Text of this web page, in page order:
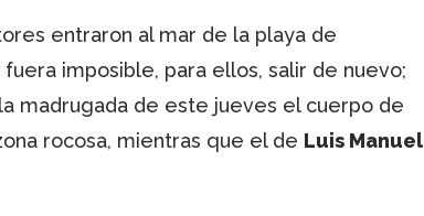
entraron al mar de la playa de
imposible, para ellos, salir de nuevo;
madrugada de este jueves el cuerpo de
rocosa, mientras que el de Luis Manuel